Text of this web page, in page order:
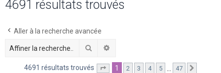
4691 résultats trouvés
Aller à la recherche avancée
Rechercher
4691 résultats trouvés Page sur47
1 2 3 4 5 47